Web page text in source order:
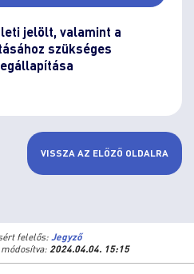
jelölt, valamint a
szükséges
VISSZA AZ ELŐZŐ OLDALRA
felelős: Jegyző
2024.04.04. 15:15